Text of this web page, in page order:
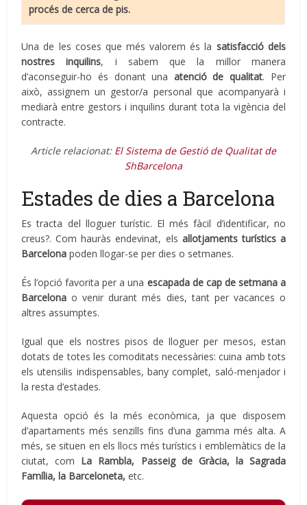
procés de cerca de pis.
Una de les coses que més valorem és la satisfacció dels
nostres inquilins, i sabem que la millor manera
d’aconseguir-ho és donant una atenció de qualitat. Per
això, assignem un gestor/a personal que acompanyarà i
mediarà entre gestors i inquilins durant tota la vigència del
contracte.
Article relacionat: El Sistema de Gestió de Qualitat de
ShBarcelona
Estades de dies a Barcelona
Es tracta del lloguer turístic. El més fàcil d’identificar, no
creus?. Com hauràs endevinat, els allotjaments turístics a
Barcelona poden llogar-se per dies o setmanes.
És l’opció favorita per a una escapada de cap de setmana a
Barcelona o venir durant més dies, tant per vacances o
altres assumptes.
Igual que els nostres pisos de lloguer per mesos, estan
dotats de totes les comoditats necessàries: cuina amb tots
els utensilis indispensables, bany complet, saló-menjador i
la resta d’estades.
Aquesta opció és la més econòmica, ja que disposem
d’apartaments més senzills fins d’una gamma més alta. A
més, se situen en els llocs més turístics i emblemàtics de la
ciutat, com La Rambla, Passeig de Gràcia, la Sagrada
Família, la Barceloneta,etc.